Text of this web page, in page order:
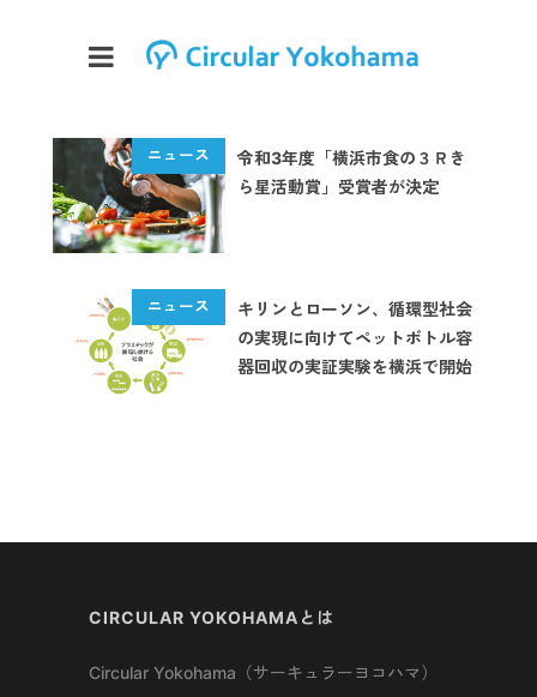
令和3年度「横浜市食の３Ｒき
ら星活動賞」受賞者が決定
キリンとローソン、循環型社会
の実現に向けてペットボトル容
器回収の実証実験を横浜で開始
CIRCULAR YOKOHAMAとは
Circular Yokohama（サーキュラーヨコハマ）